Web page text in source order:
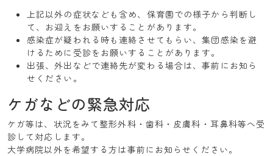
上記以外の症状なども含め、保育園での様子から判断し
て、お迎えをお願いすることがあります。
感染症が疑われる時も連絡させてもらい、集団感染を避
けるために受診をお願いすることがあります。
出張、外出などで連絡先が変わる場合は、事前にお知ら
せください。
ケガなどの緊急対応
ケガ等は、状況をみて整形外科・歯科・皮膚科・耳鼻科等へ受
診して対応します。
大学病院以外を希望する方は事前にお知らせください。